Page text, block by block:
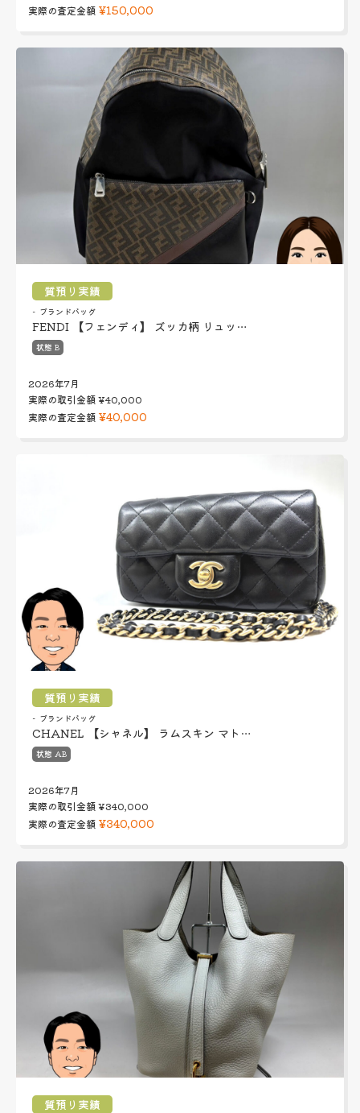
実際の査定金額 ¥150,000
質預り実績
ブランドバッグ
FENDI 【フェンディ】 ズッカ柄 リュッ…
状態 B
2026年7月
実際の取引金額¥40,000
実際の査定金額 ¥40,000
質預り実績
ブランドバッグ
CHANEL 【シャネル】 ラムスキン マト…
状態 AB
2026年7月
実際の取引金額¥340,000
実際の査定金額 ¥340,000
質預り実績